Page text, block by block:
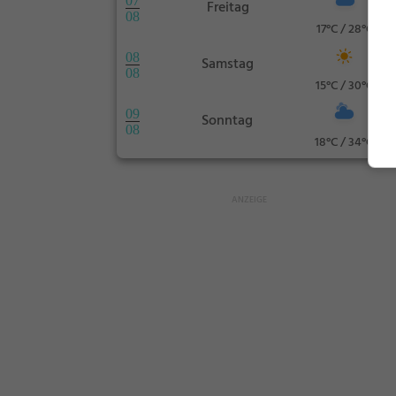
08
Freitag
17°C / 28°C
08
08
Samstag
15°C / 30°C
09
08
Sonntag
18°C / 34°C